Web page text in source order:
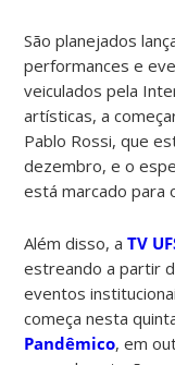
São planejados
performances e
veiculados pela
artísticas, a
Pablo Rossi, que
dezembro, e o
está marcado para
Além disso, aTV
estreando a partir
eventos
começa nesta
Pandêmico, em